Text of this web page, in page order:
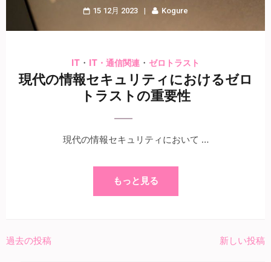
15 12月 2023 Kogure
IT ・ IT・通信関連 ・ ゼロトラスト
現代の情報セキュリティにおけるゼロ
トラストの重要性
現代の情報セキュリティにおいて …
もっと見る
過去の投稿 新しい投稿